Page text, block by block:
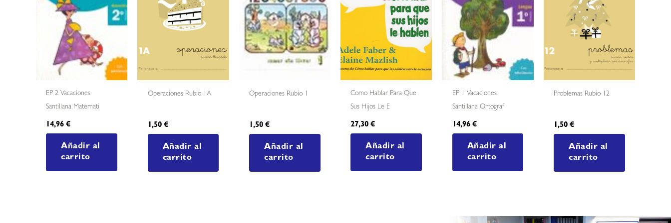
EP 2 Vacaciones
Santillana Matemati
14,96€
Añadir al
carrito
Operaciones Rubio 1A
1,50 €
Añadir al
carrito
Operaciones Rubio 1
1,50€
Añadir al
carrito
Como Hablar Para Que
Sus Hijos Le E
27,30€
Añadir al
carrito
EP 1 Vacaciones
Santillana Ortograf
14,96 €
Añadir al
carrito
Problemas Rubio 12
1,50€
Añadir al
carrito